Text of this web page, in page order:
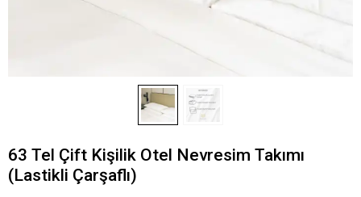
63 Tel Çift Kişilik Otel Nevresim Takımı
(Lastikli Çarşaflı)